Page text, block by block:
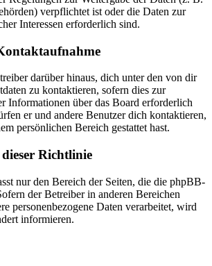
verpflichtet ist oder die Daten zur
Interessen erforderlich sind.
darüber hinaus, dich unter den von dir
zu kontaktieren, sofern dies zur
Informationen über das Board erforderlich
er und andere Benutzer dich kontaktieren,
persönlichen Bereich gestattet hast.
Richtlinie
nur den Bereich der Seiten, die die phpBB-
der Betreiber in anderen Bereichen
personenbezogene Daten verarbeitet, wird
informieren.